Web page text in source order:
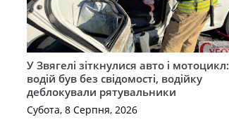
У Звягелі зіткнулися авто і мотоцикл:
водій був без свідомості, водійку
деблокували рятувальники
Субота, 8 Серпня, 2026